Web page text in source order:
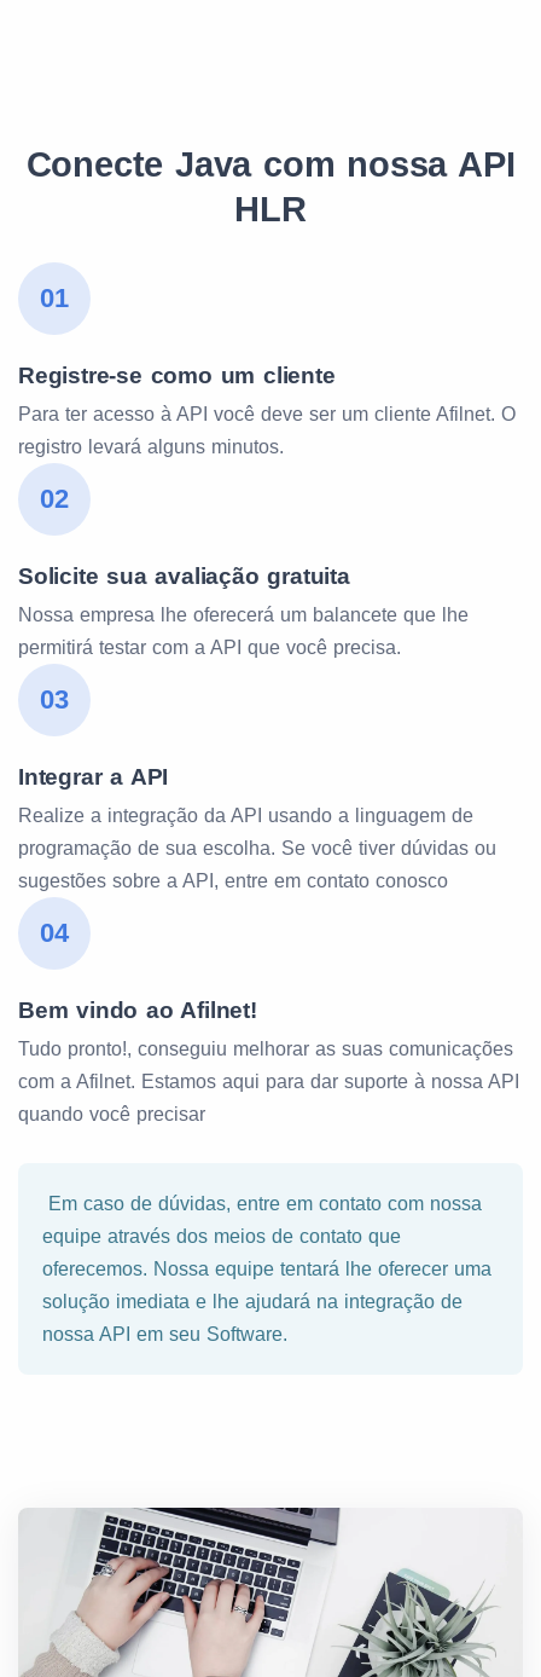
Conecte Java com nossa API
HLR
01
Registre-se como um cliente
Para ter acesso à API você deve ser um cliente Afilnet. O
registro levará alguns minutos.
02
Solicite sua avaliação gratuita
Nossa empresa lhe oferecerá um balancete que lhe
permitirá testar com a API que você precisa.
03
Integrar a API
Realize a integração da API usando a linguagem de
programação de sua escolha. Se você tiver dúvidas ou
sugestões sobre a API, entre em contato conosco
04
Bem vindo ao Afilnet!
Tudo pronto!, conseguiu melhorar as suas comunicações
com a Afilnet. Estamos aqui para dar suporte à nossa API
quando você precisar
Em caso de dúvidas, entre em contato com nossa
equipe através dos meios de contato que
oferecemos. Nossa equipe tentará lhe oferecer uma
solução imediata e lhe ajudará na integração de
nossa API em seu Software.